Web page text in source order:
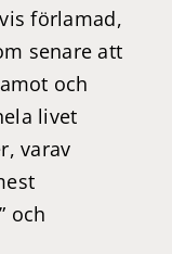
förlamad,
senare att
och
livet
varav
och